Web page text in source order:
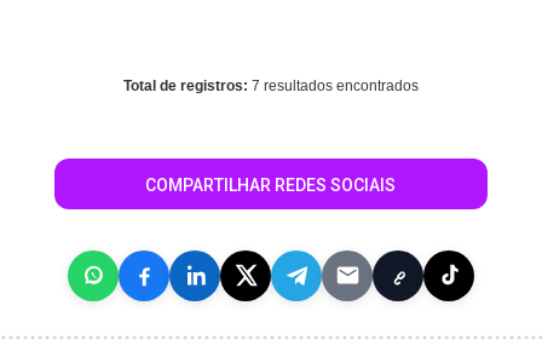
Total de registros: 7 resultados encontrados
COMPARTILHAR REDES SOCIAIS